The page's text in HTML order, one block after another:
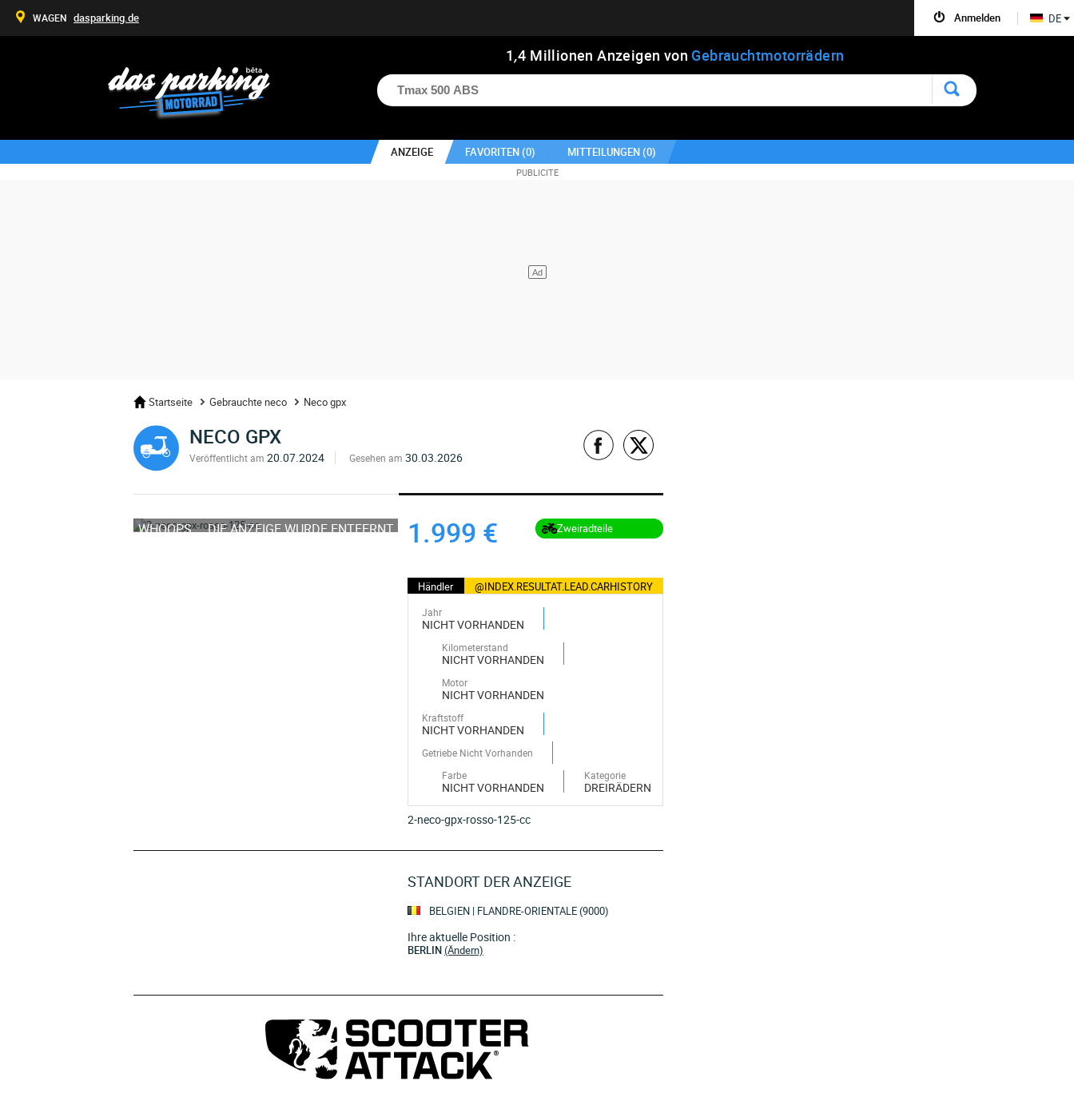
1,4 Millionen Anzeigen von Gebrauchtmotorrädern
ANZEIGE FAVORITEN (0) MITTEILUNGEN (0)
Startseite Gebrauchte neco Neco gpx
NECO GPX
Veröffentlicht am 20.07.2024 Gesehen am 30.03.2026
WHOOPS ... DIE ANZEIGE WURDE ENTFERNT 1.999 € Zweiradteile
Händler @INDEX.RESULTAT.LEAD.CARHISTORY
Jahr
NICHT VORHANDEN
Kilometerstand
NICHT VORHANDEN
Motor
NICHT VORHANDEN
Kraftstoff
NICHT VORHANDEN
Getriebe Nicht Vorhanden
Farbe
NICHT VORHANDEN
Kategorie
DREIRÄDERN
2-neco-gpx-rosso-125-cc
STANDORT DER ANZEIGE
BELGIEN | FLANDRE-ORIENTALE (9000)
Ihre aktuelle Position :
BERLIN(Ändern)
Anmelden
WAGEN dasparking.de DE